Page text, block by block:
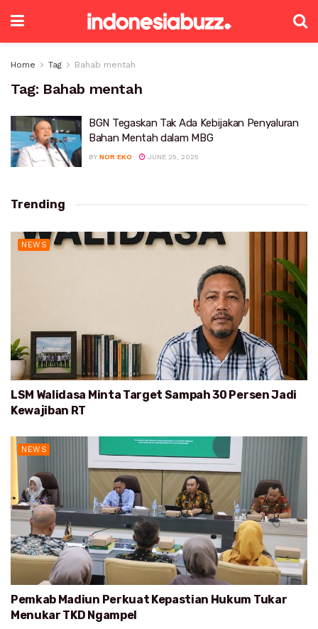
Home Tag Bahab mentah
Tag: Bahab mentah
BGN Tegaskan Tak Ada Kebijakan Penyaluran
Bahan Mentah dalam MBG
BY NOR EKO JUNE 25, 2025
Trending
NEWS
LSM Walidasa Minta Target Sampah 30 Persen Jadi
Kewajiban RT
NEWS
Pemkab Madiun Perkuat Kepastian Hukum Tukar
Menukar TKD Ngampel